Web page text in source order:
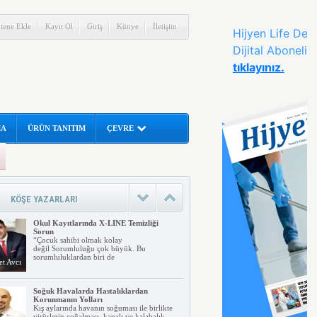
Ekle Kayıt Ol Giriş Künye İletişim
ÜRÜN TANITIM ÇEVRE
KÖŞE YAZARLARI
Avcı
Okul Kayıtlarında X-LINE Temizliği
Sorun
“Çocuk sahibi olmak kolay
değil Sorumluluğu çok büyük. Bu
sorumluluklardan biri de
Soğuk Havalarda Hastalıklardan
Korunmanın Yolları
Kış aylarında havanın soğuması ile birlikte